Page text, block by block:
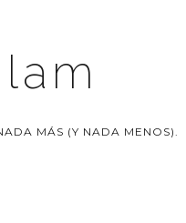
MÁS (Y NADA MENOS).